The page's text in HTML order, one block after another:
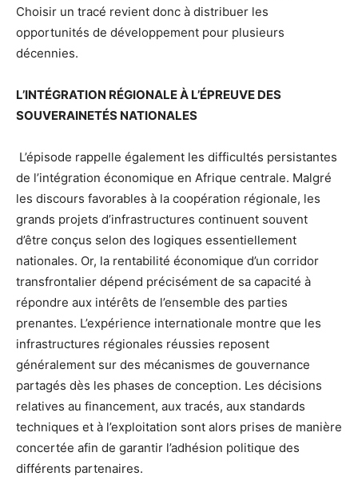
Choisir un tracé revient donc à distribuer les
opportunités de développement pour plusieurs
décennies.
L’INTÉGRATION RÉGIONALE À L’ÉPREUVE DES
SOUVERAINETÉS NATIONALES
L’épisode rappelle également les difficultés persistantes
de l’intégration économique en Afrique centrale. Malgré
les discours favorables à la coopération régionale, les
grands projets d’infrastructures continuent souvent
d’être conçus selon des logiques essentiellement
nationales. Or, la rentabilité économique d’un corridor
transfrontalier dépend précisément de sa capacité à
répondre aux intérêts de l’ensemble des parties
prenantes. L’expérience internationale montre que les
infrastructures régionales réussies reposent
généralement sur des mécanismes de gouvernance
partagés dès les phases de conception. Les décisions
relatives au financement, aux tracés, aux standards
techniques et à l’exploitation sont alors prises de manière
concertée afin de garantir l’adhésion politique des
différents partenaires.